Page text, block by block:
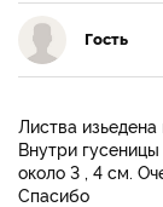
Гость
Листва изьедена
Внутри
около 3 , 4 см.
Спасибо